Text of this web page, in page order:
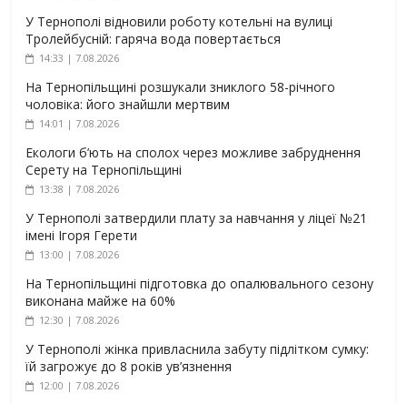
У Тернополі відновили роботу котельні на вулиці
Тролейбусній: гаряча вода повертається
14:33 | 7.08.2026
На Тернопільщині розшукали зниклого 58-річного
чоловіка: його знайшли мертвим
14:01 | 7.08.2026
Екологи б’ють на сполох через можливе забруднення
Серету на Тернопільщині
13:38 | 7.08.2026
У Тернополі затвердили плату за навчання у ліцеї №21
імені Ігоря Герети
13:00 | 7.08.2026
На Тернопільщині підготовка до опалювального сезону
виконана майже на 60%
12:30 | 7.08.2026
У Тернополі жінка привласнила забуту підлітком сумку:
їй загрожує до 8 років ув’язнення
12:00 | 7.08.2026